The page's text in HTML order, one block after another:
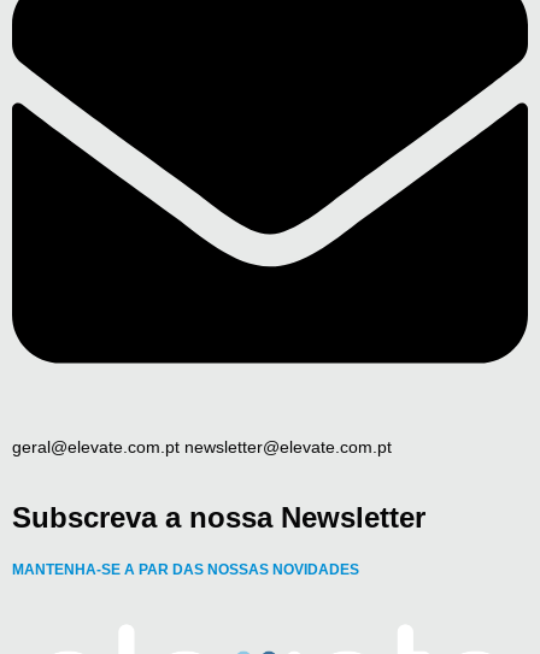
geral@elevate.com.pt newsletter@elevate.com.pt
Subscreva a nossa Newsletter
MANTENHA-SE A PAR DAS NOSSAS NOVIDADES